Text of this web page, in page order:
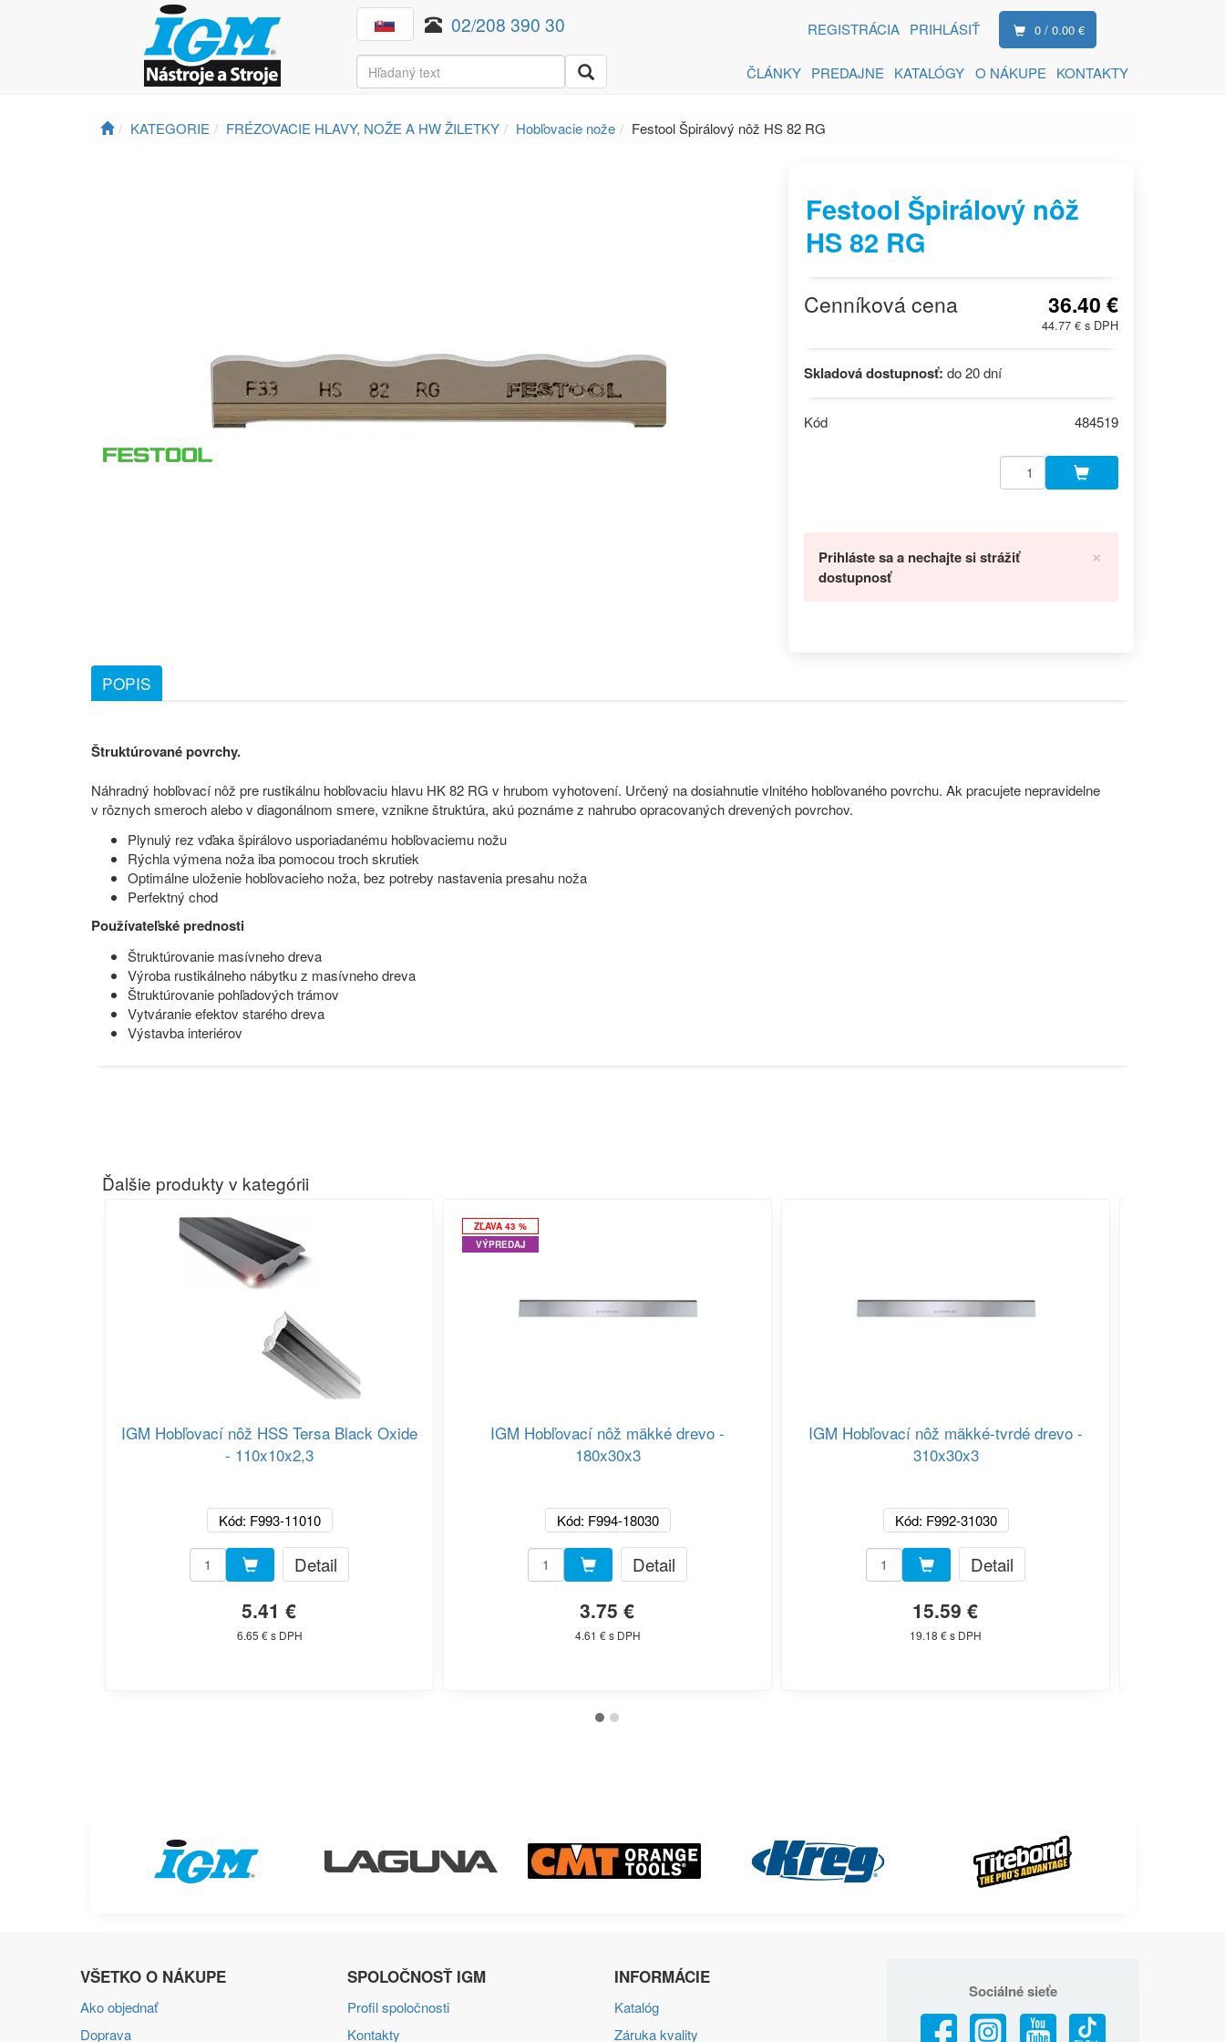
02/208 390 30 0 / 0.00 €
REGISTRÁCIA PRIHLÁSIŤ
KONTAKTY
O NÁKUPE
KATALÓGY
PREDAJNE
ČLÁNKY
KATEGORIE FRÉZOVACIE HLAVY, NOŽE A HW ŽILETKY Hobľovacie nože Festool Špirálový nôž HS 82 RG
Festool Špirálový nôž
HS 82 RG
Cenníková cena 36.40 €
44.77 € s DPH
Skladová dostupnosť: do 20 dní
Kód 484519
×
Prihláste sa a nechajte si strážiť
dostupnosť
POPIS
Štruktúrované povrchy.
Náhradný hobľovací nôž pre rustikálnu hobľovaciu hlavu HK 82 RG v hrubom vyhotovení. Určený na dosiahnutie vlnitého hobľovaného povrchu. Ak pracujete nepravidelne
v rôznych smeroch alebo v diagonálnom smere, vznikne štruktúra, akú poznáme z nahrubo opracovaných drevených povrchov.
Plynulý rez vďaka špirálovo usporiadanému hobľovaciemu nožu
Rýchla výmena noža iba pomocou troch skrutiek
Optimálne uloženie hobľovacieho noža, bez potreby nastavenia presahu noža
Perfektný chod
Používateľské prednosti
Štruktúrovanie masívneho dreva
Výroba rustikálneho nábytku z masívneho dreva
Štruktúrovanie pohľadových trámov
Vytváranie efektov starého dreva
Výstavba interiérov
Ďalšie produkty v kategórii
IGM Hobľovací nôž HSS Tersa Black Oxide
- 110x10x2,3
Kód: F993-11010
Detail
5.41 €
6.65 € s DPH
ZĽAVA 43 %
VÝPREDAJ
IGM Hobľovací nôž mäkké drevo -
180x30x3
Kód: F994-18030
Detail
3.75 €
4.61 € s DPH
IGM Hobľovací nôž mäkké-tvrdé drevo -
310x30x3
Kód: F992-31030
Detail
15.59 €
19.18 € s DPH
VŠETKO O NÁKUPE
Ako objednať
Doprava
SPOLOČNOSŤ IGM
Profil spoločnosti
Kontakty
INFORMÁCIE
Katalóg
Záruka kvality
Sociálné sieťe